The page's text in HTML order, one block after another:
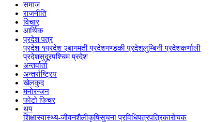
समाज
राजनीति
विचार
आर्थिक
प्रदेश पत्र
प्रदेश १प्रदेश २बागमती प्रदेशगण्डकी प्रदेशलुम्बिनी प्रदेशकर्णाली
प्रदेशसुदूरपश्चिम प्रदेश
अन्तर्वार्ता
अन्तर्राष्ट्रिय
खेलकुद
मनोरन्जन
फोटो फिचर
थप
शिक्षास्वास्थ्य-जीवनशैलीकृषिसुचना प्रविधिपत्रपत्रिकारोचक